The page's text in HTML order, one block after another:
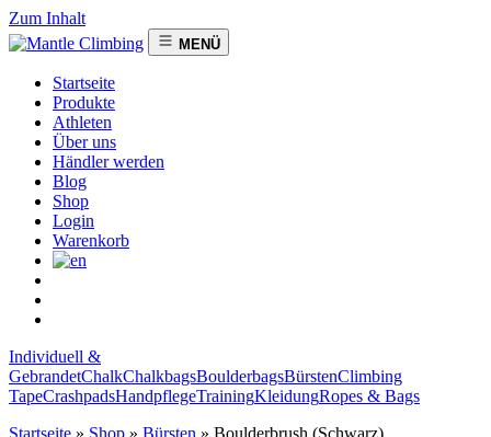
Zum Inhalt
MENÜ
Startseite
Produkte
Athleten
Über uns
Händler werden
Blog
Shop
Login
Warenkorb
Individuell &
GebrandetChalkChalkbagsBoulderbagsBürstenClimbing
TapeCrashpadsHandpflegeTrainingKleidungRopes & Bags
Startseite » Shop » Bürsten » Boulderbrush (Schwarz)